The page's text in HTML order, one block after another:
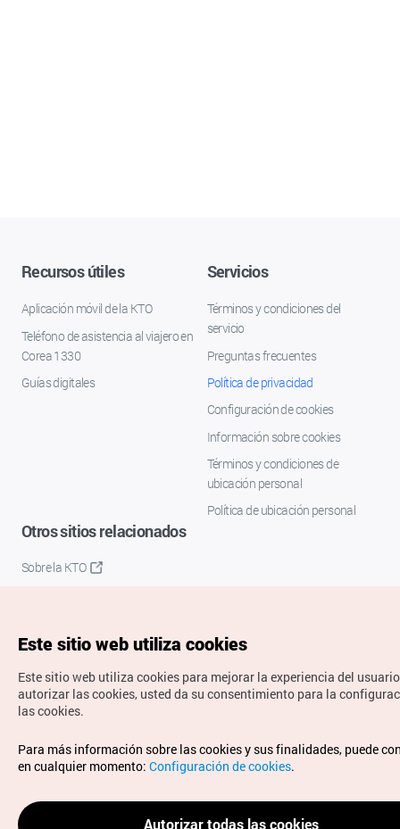
Recursos útiles
Aplicación móvil de la KTO
Teléfono de asistencia al viajero en
Corea 1330
Guías digitales
Servicios
Términos y condiciones del
servicio
Preguntas frecuentes
Política de privacidad
Configuración de cookies
Información sobre cookies
Términos y condiciones de
ubicación personal
Política de ubicación personal
Otros sitios relacionados
Sobre la KTO
Copyrights © Organización de Turismo de Corea. Todos los
derechos reservados.
Para informes de errores y cuestiones relacionadas con el
sitio web, dirija sus consultas al correoelectrónico oficial:
spanish@knto.or.kr
Este sitio web utiliza cookies
Este sitio web utiliza cookies para mejorar la experiencia del
autorizar las cookies, usted da su consentimiento para la
las cookies.
Para más información sobre las cookies y sus finalidades, puede
en cualquier momento: Configuración de cookies.
Autorizar todas las cookies